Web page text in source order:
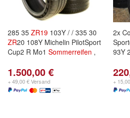
285 35 ZR19 103Y / / 335 30
ZR20 108Y Michelin PilotSport
Cup2 R Mo1 Sommerreifen ,
1.500,00 €
+ 49,00 € Versand
2x
93Y
+